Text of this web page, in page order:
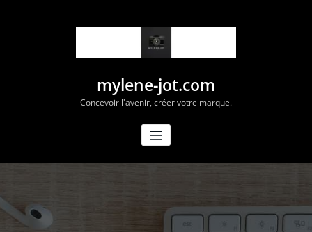
mylene-jot.com
Concevoir l'avenir, créer votre marque.